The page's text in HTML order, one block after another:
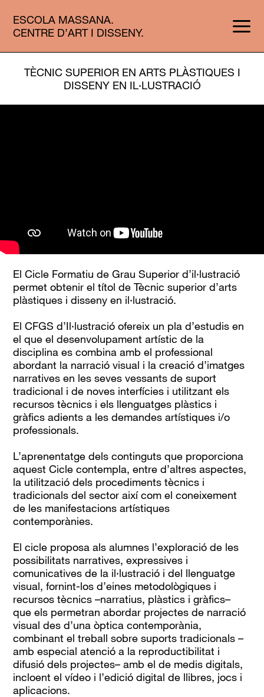
ESCOLA MASSANA.
CENTRE D’ART I DISSENY.
TÈCNIC SUPERIOR EN ARTS PLÀSTIQUES I
DISSENY EN IL·LUSTRACIÓ
El Cicle Formatiu de Grau Superior d’il·lustració
permet obtenir el títol de Tècnic superior d’arts
plàstiques i disseny en il·lustració.
El CFGS d’Il·lustració ofereix un pla d’estudis en
el que el desenvolupament artístic de la
disciplina es combina amb el professional
abordant la narració visual i la creació d’imatges
narratives en les seves vessants de suport
tradicional i de noves interfícies i utilitzant els
recursos tècnics i els llenguatges plàstics i
gràfics adients a les demandes artístiques i/o
professionals.
L’aprenentatge dels continguts que proporciona
aquest Cicle contempla, entre d’altres aspectes,
la utilització dels procediments tècnics i
tradicionals del sector així com el coneixement
de les manifestacions artístiques
contemporànies.
El cicle proposa als alumnes l’exploració de les
possibilitats narratives, expressives i
comunicatives de la il·lustració i del llenguatge
visual, fornint-los d’eines metodològiques i
recursos tècnics –narratius, plàstics i gràfics–
que els permetran abordar projectes de narració
visual des d’una òptica contemporània,
combinant el treball sobre suports tradicionals –
amb especial atenció a la reproductibilitat i
difusió dels projectes– amb el de medis digitals,
incloent el vídeo i l’edició digital de llibres, jocs i
aplicacions.